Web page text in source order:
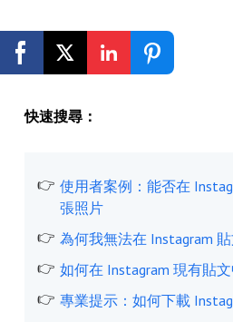
免費開始使用
快速搜尋：
使用者案例：能否在
張照片
為何我無法在 Instagram
如何在 Instagram 現有貼
專業提示：如何下載